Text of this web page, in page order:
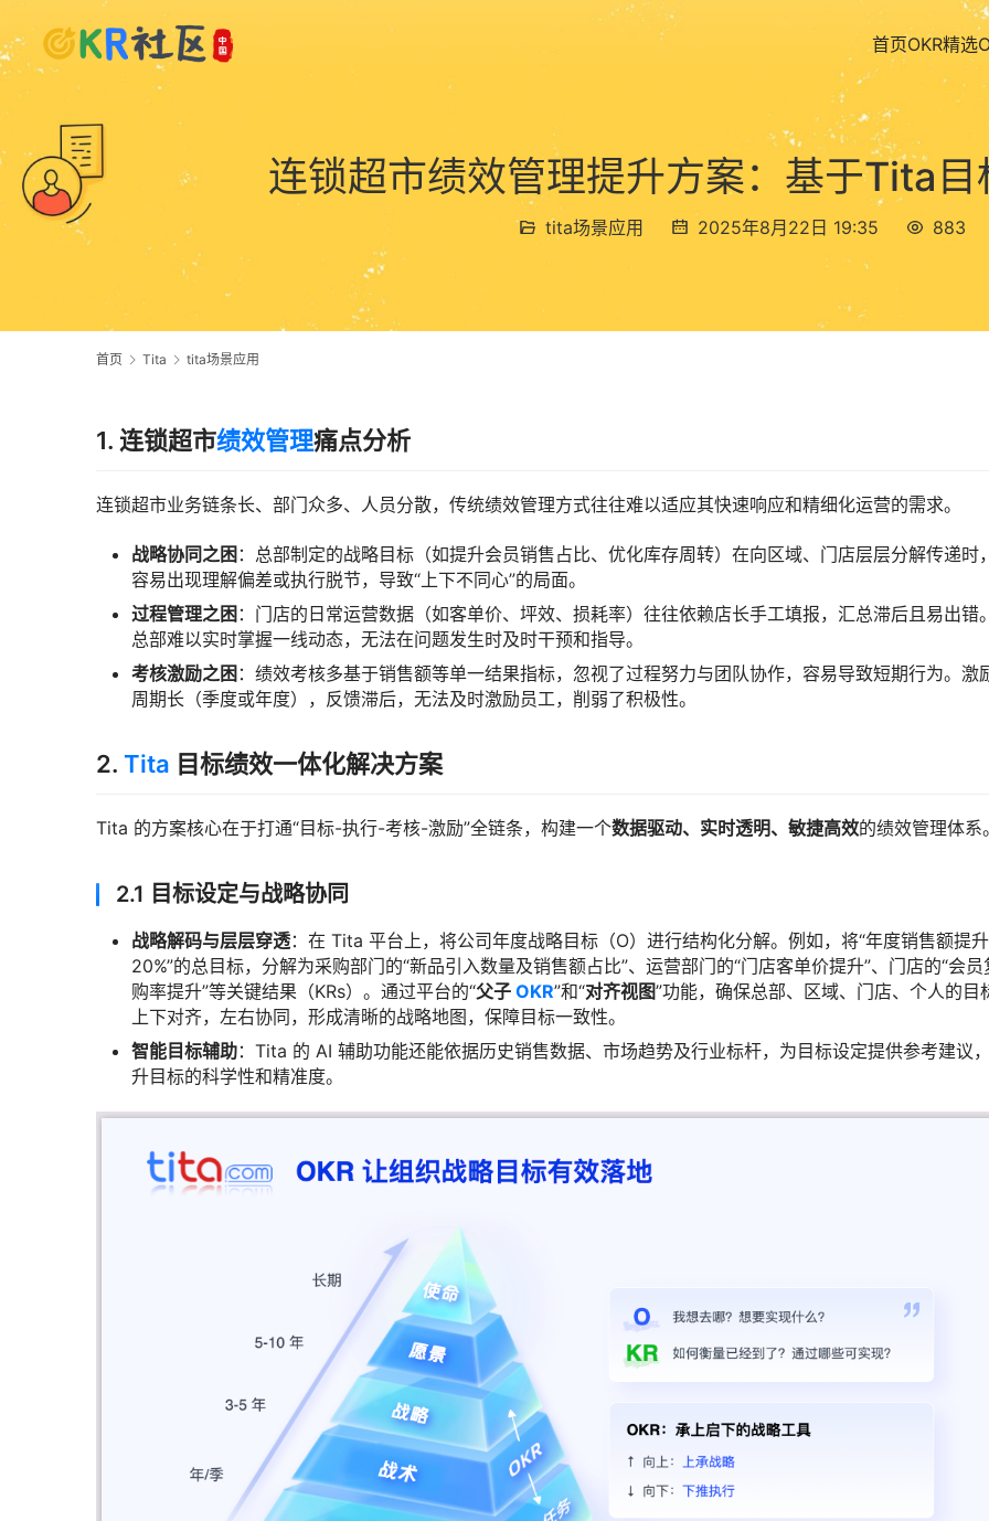
首页OKR精选
连锁超市绩效管理提升方案：基于Tita
tita场景应用 2025年8月22日 19:35 883
首页 Tita tita场景应用
1. 连锁超市绩效管理痛点分析
连锁超市业务链条长、部门众多、人员分散，传统绩效管理方式往往难以适应其快速响应和精细化运营的需求。
战略协同之困 ：总部制定的战略目标（如提升会员销售占比、优化库存周转）在向区域、门店层层分解传递时
容易出现理解偏差或执行脱节，导致“上下不同心”的局面。
过程管理之困 ：门店的日常运营数据（如客单价、坪效、损耗率）往往依赖店长手工填报，汇总滞后且易出错
总部难以实时掌握一线动态，无法在问题发生时及时干预和指导。
考核激励之困 ：绩效考核多基于销售额等单一结果指标，忽视了过程努力与团队协作，容易导致短期行为。激
周期长（季度或年度），反馈滞后，无法及时激励员工，削弱了积极性。
2. Tita 目标绩效一体化解决方案
Tita 的方案核心在于打通“目标-执行-考核-激励”全链条，构建一个数据驱动、实时透明、敏捷高效的绩效管理体系
2.1 目标设定与战略协同
战略解码与层层穿透：在 Tita 平台上，将公司年度战略目标（O）进行结构化分解。例如，将“年度销售额提升
20%”的总目标，分解为采购部门的“新品引入数量及销售额占比”、运营部门的“门店客单价提升”、门店的“会员
购率提升”等关键结果（KRs）。通过平台的“父子 OKR”和“对齐视图”功能，确保总部、区域、门店、个人的目
上下对齐，左右协同，形成清晰的战略地图，保障目标一致性。
智能目标辅助：Tita 的 AI 辅助功能还能依据历史销售数据、市场趋势及行业标杆，为目标设定提供参考建议
升目标的科学性和精准度。